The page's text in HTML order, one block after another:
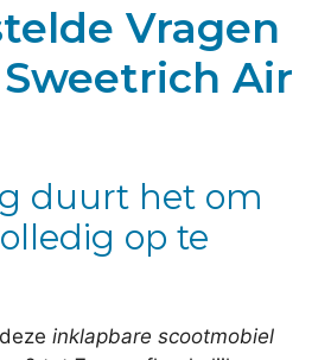
Vragen
Air
duurt het om
op te
inklapbare scootmobiel